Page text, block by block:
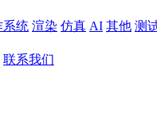
系统 渲染 仿真 AI 其他 测
联系我们